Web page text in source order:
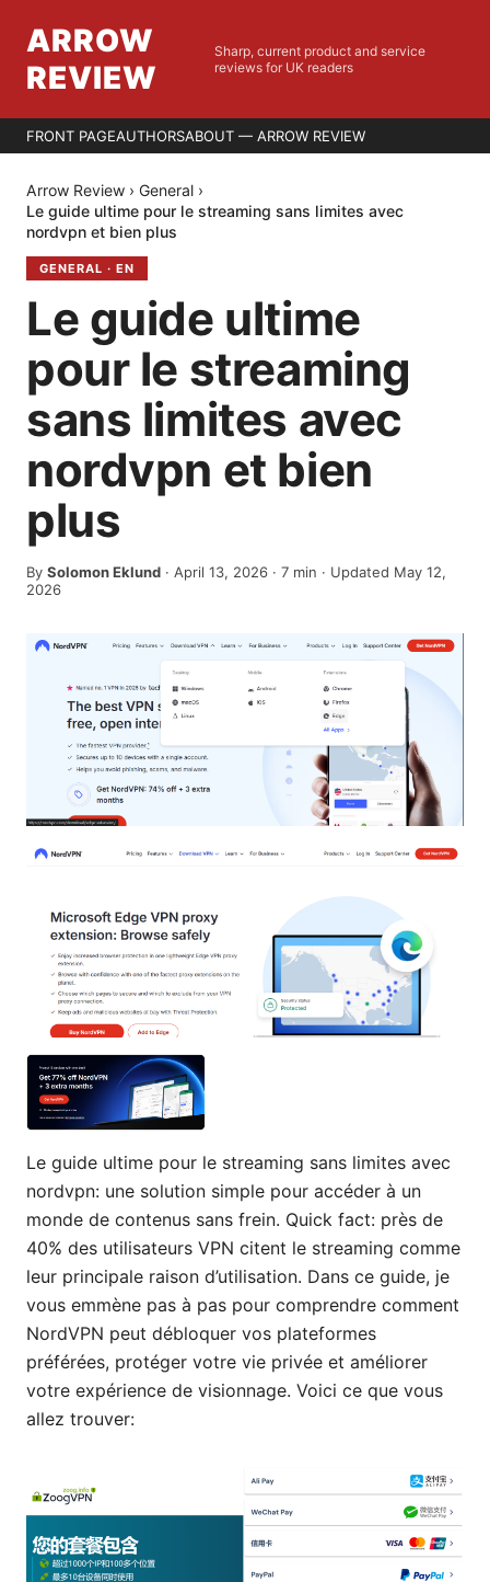
ARROW
REVIEW
Sharp, current product and service
reviews for UK readers
FRONT PAGEAUTHORSABOUT — ARROW REVIEW
Arrow Review › General ›
Le guide ultime pour le streaming sans limites avec
nordvpn et bien plus
GENERAL · EN
Le guide ultime
pour le streaming
sans limites avec
nordvpn et bien
plus
By Solomon Eklund · April 13, 2026 · 7 min · Updated May 12,
2026
Le guide ultime pour le streaming sans limites avec
nordvpn: une solution simple pour accéder à un
monde de contenus sans frein. Quick fact: près de
40% des utilisateurs VPN citent le streaming comme
leur principale raison d’utilisation. Dans ce guide, je
vous emmène pas à pas pour comprendre comment
NordVPN peut débloquer vos plateformes
préférées, protéger votre vie privée et améliorer
votre expérience de visionnage. Voici ce que vous
allez trouver: